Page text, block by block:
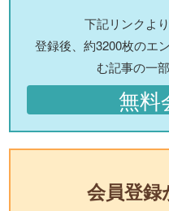
下記リンクよ
登録後、約3200枚のエ
む記事の一
無料
会員登